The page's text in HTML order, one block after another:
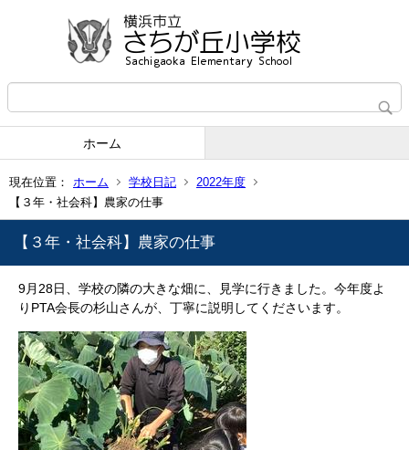
ホーム
現在位置： ホーム 学校日記
2022年度
【３年・社会科】農家の仕事
【３年・社会科】農家の仕事
9月28日、学校の隣の大きな畑に、見学に行きました。今年度よ
りPTA会長の杉山さんが、丁寧に説明してくださいます。